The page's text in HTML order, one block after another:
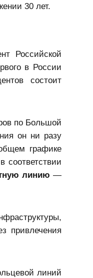
30 лет.
Российской
в России
состоит
по Большой
он ни разу
графике
соответствии
линию —
привлечения
линий